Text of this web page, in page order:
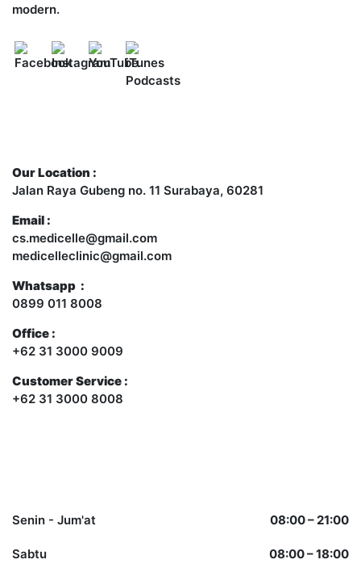
modern.
Our Location :
Jalan Raya Gubeng no. 11 Surabaya, 60281
Email :
cs.medicelle@gmail.com
medicelleclinic@gmail.com
Whatsapp :
0899 011 8008
Office :
+62 31 3000 9009
Customer Service :
+62 31 3000 8008
Senin - Jum'at 08:00 – 21:00
Sabtu 08:00 – 18:00